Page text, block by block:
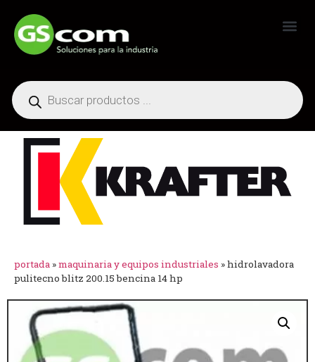
portada »maquinaria y equipos industriales »hidrolavadora
pulitecno blitz 200.15 bencina 14 hp